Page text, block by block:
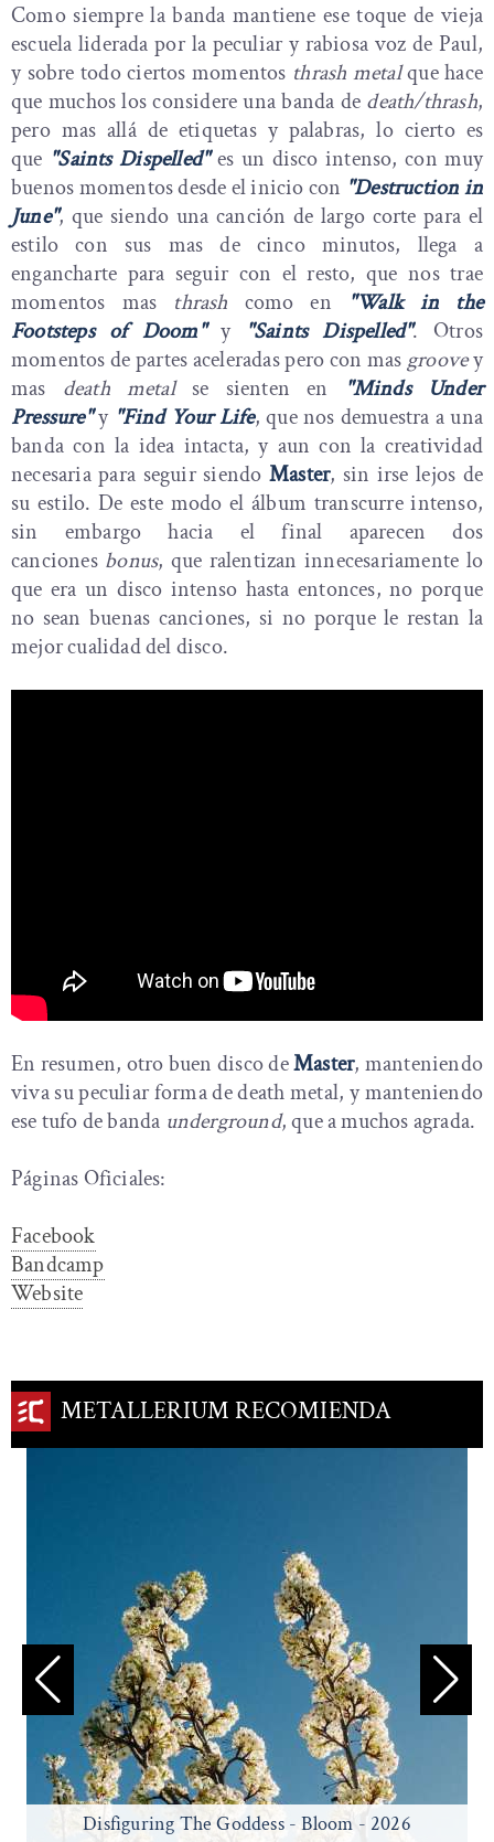
Como siempre la banda mantiene ese toque de vieja
escuela liderada por la peculiar y rabiosa voz de Paul,
y sobre todo ciertos momentos thrash metal que hace
que muchos los considere una banda de death/thrash,
pero mas allá de etiquetas y palabras, lo cierto es
que "Saints Dispelled" es un disco intenso, con muy
buenos momentos desde el inicio con "Destruction in
June", que siendo una canción de largo corte para el
estilo con sus mas de cinco minutos, llega a
engancharte para seguir con el resto, que nos trae
momentos mas
thrash como en
"Walk in the
Footsteps of Doom" y "Saints Dispelled". Otros
momentos de partes aceleradas pero con mas groovey
mas
death metal se sienten en
"Minds Under
Pressure" y "Find Your Life, que nos demuestra a una
banda con la idea intacta, y aun con la creatividad
necesaria para seguir siendo Master, sin irse lejos de
su estilo. De este modo el álbum transcurre intenso,
sin embargo hacia el final aparecen dos
canciones bonus, que ralentizan innecesariamente lo
que era un disco intenso hasta entonces, no porque
no sean buenas canciones, si no porque le restan la
mejor cualidad del disco.
En resumen, otro buen disco deMaster, manteniendo
viva su peculiar forma de death metal, y manteniendo
ese tufo de banda underground, que a muchos agrada.
Páginas Oficiales:
Facebook
Bandcamp
Website
METALLERIUM RECOMIENDA
Disfiguring The Goddess - Bloom - 2026